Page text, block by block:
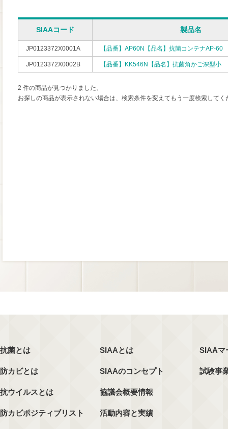
SIAAコード 製品名
JP0123372X0001A 【品番】AP60N【品名】抗菌コンテナAP-60
JP0123372X0002B 【品番】KK546N【品名】抗菌角かご深型小
2 件の商品が見つかりました。
お探しの商品が表示されない場合は、検索条件を変えてもう一度検索してく
抗菌とは
防カビとは
抗ウイルスとは
防カビポジティブリスト
SIAAとは
SIAAのコンセプト
協議会概要情報
活動内容と実績
SIAAマ
試験事